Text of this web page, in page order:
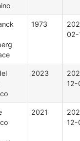
1973
02-
2023
12-
2021
12-